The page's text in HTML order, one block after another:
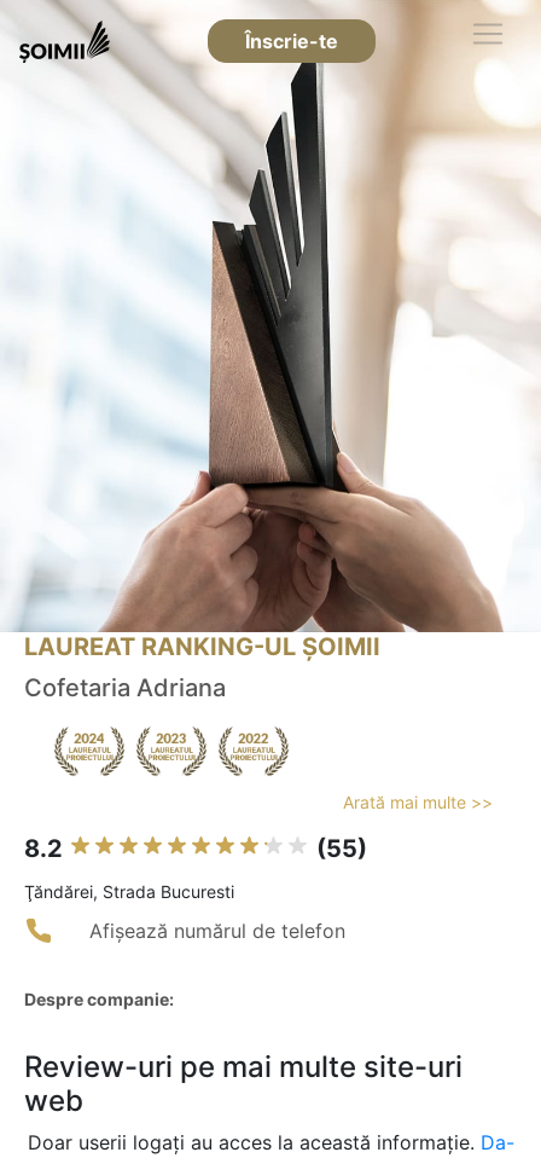
Înscrie-te
LAUREAT RANKING-UL ȘOIMII
Cofetaria Adriana
Arată mai multe >>
8.2 (55)
Ţăndărei, Strada Bucuresti
Afișează numărul de telefon
Despre companie:
Review-uri pe mai multe site-uri
web
Doar userii logați au acces la această informație. Da-